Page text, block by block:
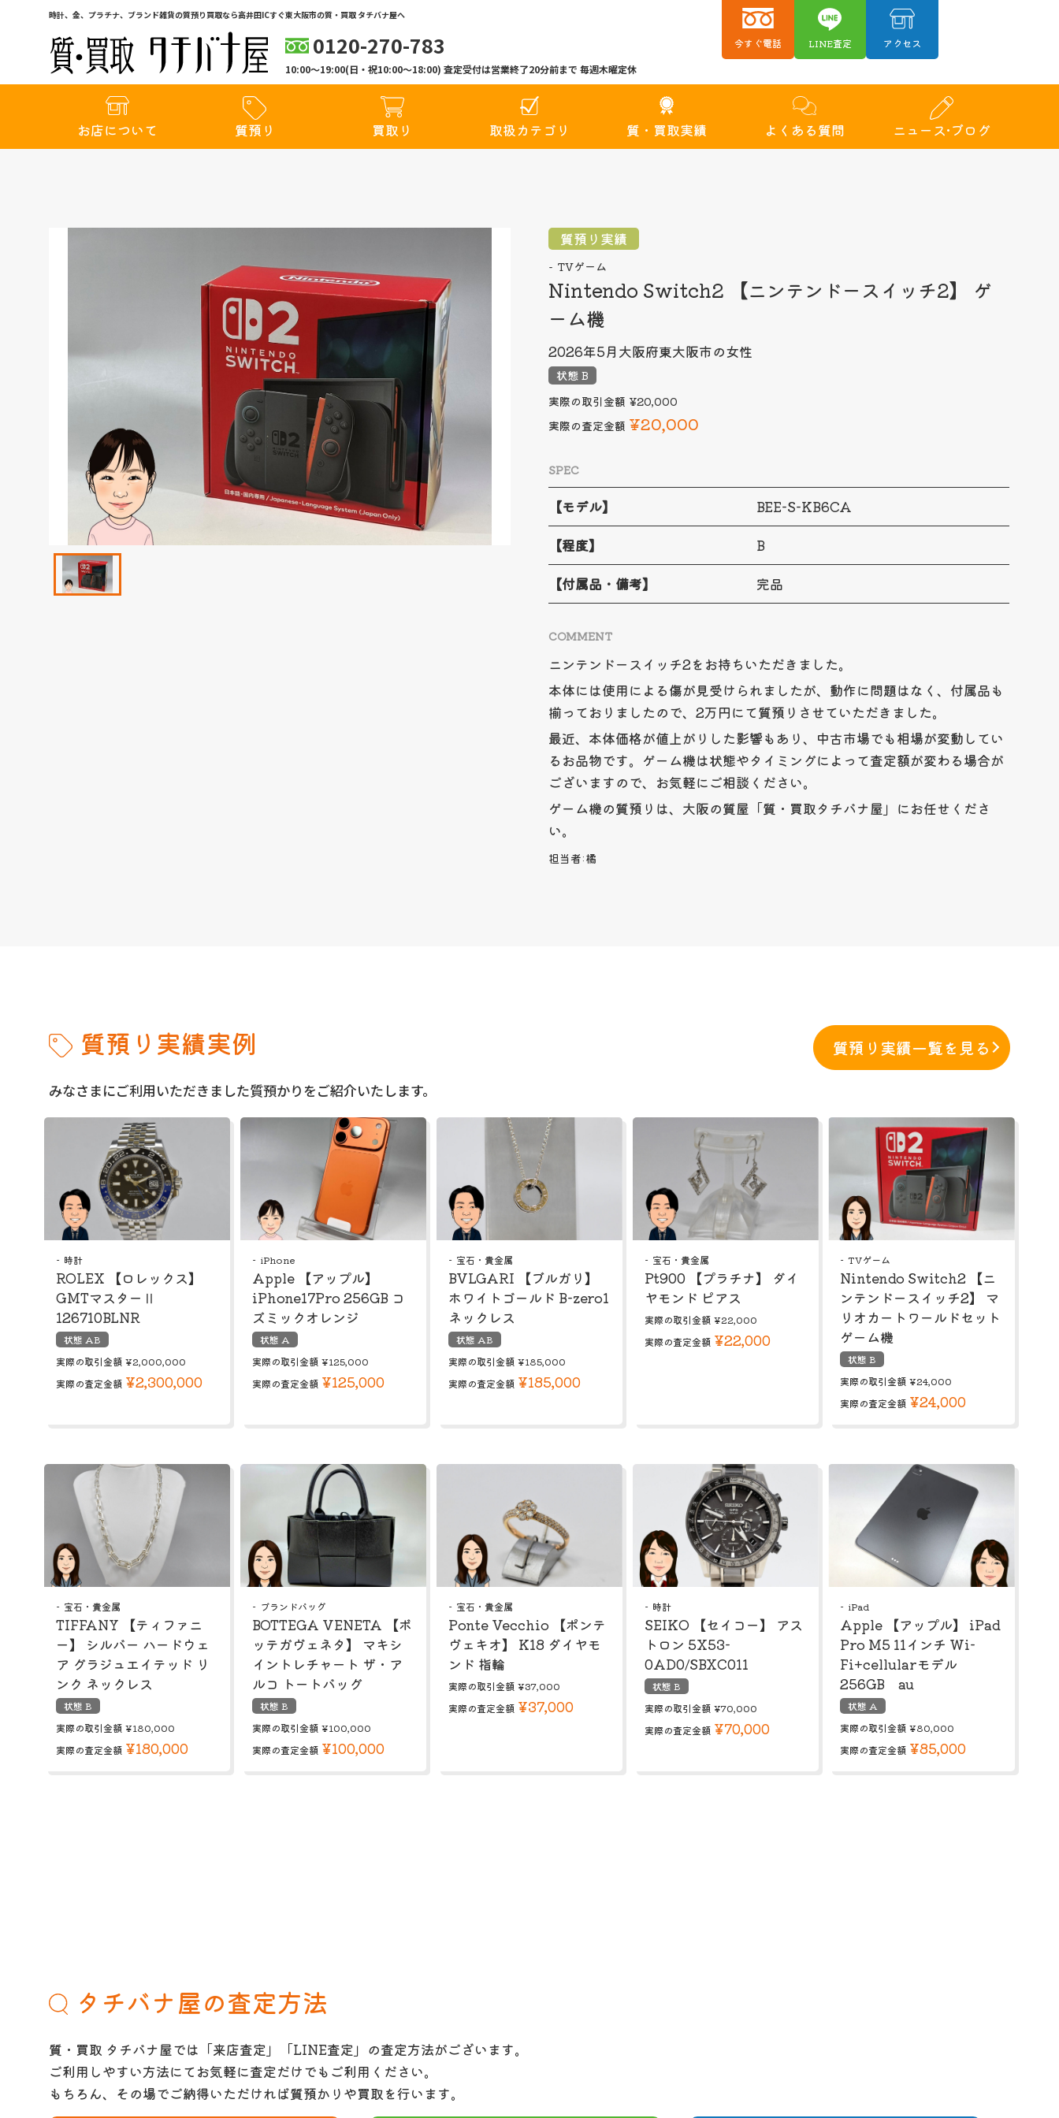
時計、金、プラチナ、ブランド雑貨の質預り買取なら高井田ICすぐ東大阪市の質・買取 タチバナ屋へ
0120-270-783
10:00〜19:00(日・祝10:00〜18:00) 査定受付は営業終了20分前まで 毎週木曜定休
今すぐ電話 LINE査定 アクセス
お店について 質預り 買取り 取扱カテゴリ 質・買取実績 よくある質問 ニュース•ブログ
質預り実績
TVゲーム
Nintendo Switch2 【ニンテンドースイッチ2】 ゲ
ーム機
2026年5月 大阪府東大阪市の女性
状態 B
実際の取引金額 ¥20,000
実際の査定金額 ¥20,000
SPEC
【モデル】
BEE-S-KB6CA
【程度】
B
【付属品・備考】
完品
COMMENT
ニンテンドースイッチ2をお持ちいただきました。
本体には使用による傷が見受けられましたが、動作に問題はなく、付属品も
揃っておりましたので、2万円にて質預りさせていただきました。
最近、本体価格が値上がりした影響もあり、中古市場でも相場が変動してい
るお品物です。ゲーム機は状態やタイミングによって査定額が変わる場合が
ございますので、お気軽にご相談ください。
ゲーム機の質預りは、大阪の質屋「質・買取タチバナ屋」にお任せくださ
い。
担当者:橘
質預り実績実例
みなさまにご利用いただきました質預かりをご紹介いたします。
時計
ROLEX 【ロレックス】
GMTマスターⅡ
126710BLNR
状態 AB
実際の取引金額 ¥2,000,000
実際の査定金額 ¥2,300,000
iPhone
Apple 【アップル】
iPhone17Pro 256GB コ
ズミックオレンジ
状態 A
実際の取引金額 ¥125,000
実際の査定金額 ¥125,000
宝石・貴金属
BVLGARI 【ブルガリ】
ホワイトゴールド B-zero1
ネックレス
状態 AB
実際の取引金額 ¥185,000
実際の査定金額 ¥185,000
宝石・貴金属
Pt900 【プラチナ】 ダイ
ヤモンド ピアス
実際の取引金額 ¥22,000
実際の査定金額 ¥22,000
TVゲーム
Nintendo Switch2 【ニ
ンテンドースイッチ2】 マ
リオカートワールドセット
ゲーム機
状態 B
実際の取引金額 ¥24,000
実際の査定金額 ¥24,000
宝石・貴金属
TIFFANY 【ティファニ
ー】 シルバー ハードウェ
ア グラジュエイテッド リ
ンク ネックレス
状態 B
実際の取引金額 ¥180,000
実際の査定金額 ¥180,000
ブランドバッグ
BOTTEGA VENETA 【ボ
ッテガヴェネタ】 マキシ
イントレチャート ザ・ア
ルコ トートバッグ
状態 B
実際の取引金額 ¥100,000
実際の査定金額 ¥100,000
宝石・貴金属
Ponte Vecchio 【ポンテ
ヴェキオ】 K18 ダイヤモ
ンド 指輪
実際の取引金額 ¥37,000
実際の査定金額 ¥37,000
時計
SEIKO 【セイコー】 アス
トロン 5X53-
0AD0/SBXC011
状態 B
実際の取引金額 ¥70,000
実際の査定金額 ¥70,000
iPad
Apple 【アップル】 iPad
Pro M5 11インチ Wi-
Fi+cellularモデル
256GB au
状態 A
実際の取引金額 ¥80,000
実際の査定金額 ¥85,000
質預り実績一覧を見る
タチバナ屋の査定方法
質・買取 タチバナ屋では「来店査定」「LINE査定」の査定方法がございます。
ご利用しやすい方法にてお気軽に査定だけでもご利用ください。
もちろん、その場でご納得いただければ質預かりや買取を行います。